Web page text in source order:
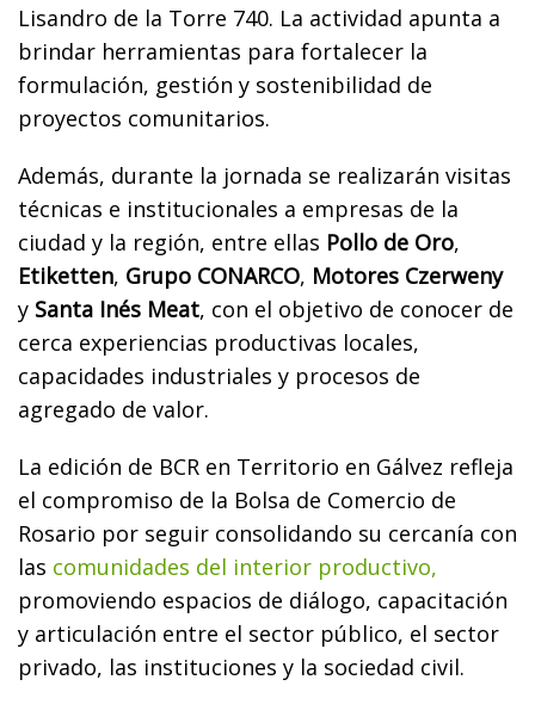
Lisandro de la Torre 740. La actividad apunta a
brindar herramientas para fortalecer la
formulación, gestión y sostenibilidad de
proyectos comunitarios.
Además, durante la jornada se realizarán visitas
técnicas e institucionales a empresas de la
ciudad y la región, entre ellas Pollo de Oro,
Etiketten, Grupo CONARCO, Motores Czerweny
y Santa Inés Meat, con el objetivo de conocer de
cerca experiencias productivas locales,
capacidades industriales y procesos de
agregado de valor.
La edición de BCR en Territorio en Gálvez refleja
el compromiso de la Bolsa de Comercio de
Rosario por seguir consolidando su cercanía con
las comunidades del interior productivo,
promoviendo espacios de diálogo, capacitación
y articulación entre el sector público, el sector
privado, las instituciones y la sociedad civil.